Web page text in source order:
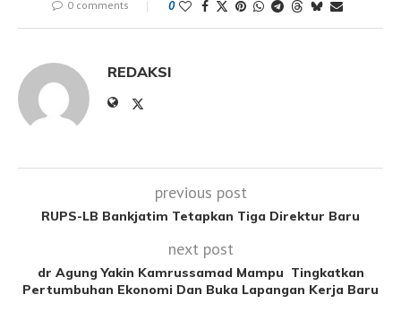
0 comments 0
REDAKSI
previous post
RUPS-LB Bankjatim Tetapkan Tiga Direktur Baru
next post
dr Agung Yakin Kamrussamad Mampu Tingkatkan
Pertumbuhan Ekonomi Dan Buka Lapangan Kerja Baru